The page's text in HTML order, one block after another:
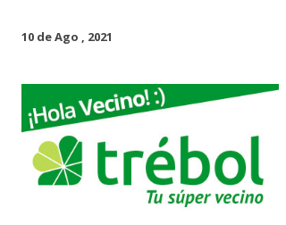
10 de Ago , 2021